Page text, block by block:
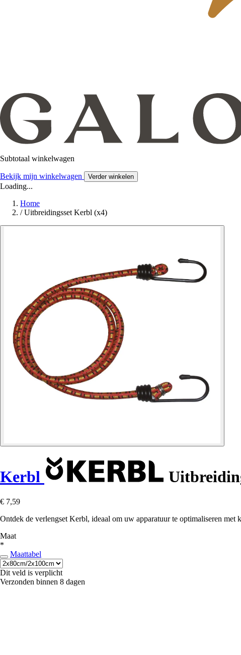
Subtotaal winkelwagen
Bekijk mijn winkelwagen Verder winkelen
Loading...
Home
/ Uitbreidingsset Kerbl (x4)
Kerbl
€ 7,59
Ontdek de verlengset Kerbl, ideaal om uw apparatuur te optimaliseren
Maat
*
Maattabel
Dit veld is verplicht
Verzonden binnen 8 dagen